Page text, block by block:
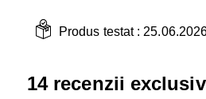
Produs testat :
14 recenzii